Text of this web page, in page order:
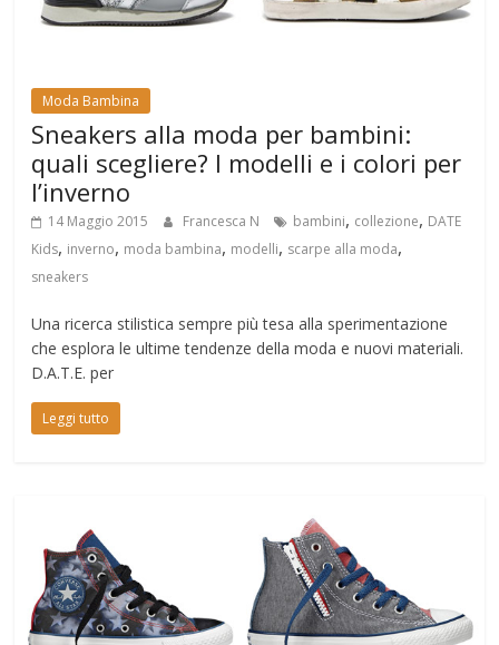
Moda Bambina
Sneakers alla moda per bambini:
quali scegliere? I modelli e i colori per
l’inverno
14 Maggio 2015 Francesca N bambini, collezione, DATE
Kids, inverno, moda bambina, modelli, scarpe alla moda,
sneakers
Una ricerca stilistica sempre più tesa alla sperimentazione
che esplora le ultime tendenze della moda e nuovi materiali.
D.A.T.E. per
Leggi tutto